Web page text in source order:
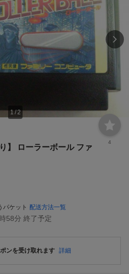
1/2
4
】 ローラーボール ファ
パケット 配送方法一覧
58分 終了予定
ンを受け取れます 詳細